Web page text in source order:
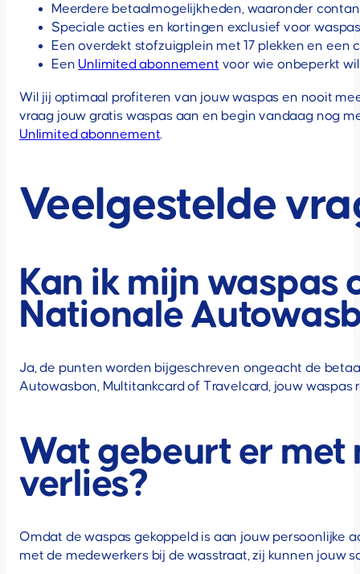
Meerdere betaalmogelijkheden, waaronder
Speciale acties en kortingen exclusief voor
Een overdekt stofzuigplein met 17 plekken en
Een Unlimited abonnement voor wie onbeperkt
Wil jij optimaal profiteren van jouw waspas en nooit
vraag jouw gratis waspas aan en begin vandaag nog
Unlimited abonnement.
Veelgestelde
Kan ik mijn waspas
Nationale
Ja, de punten worden bijgeschreven ongeacht de
Autowasbon, Multitankcard of Travelcard, jouw
Wat gebeurt er met
verlies?
Omdat de waspas gekoppeld is aan jouw persoonlijke
met de medewerkers bij de wasstraat, zij kunnen jouw